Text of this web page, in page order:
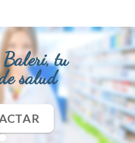
Baleri, tu
salud